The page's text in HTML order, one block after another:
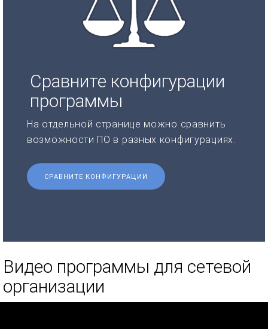
Сравните конфигурации
программы
На отдельной странице можно сравнить
возможности ПО в разных конфигурациях.
СРАВНИТЕ КОНФИГУРАЦИИ
Видео программы для сетевой
организации